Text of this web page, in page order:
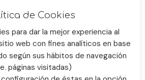
varios idiomas tienen
Pueden conectarse
gama más amplia de
y socios, fomentando
y comprensivas. Este
entendimiento puede ser el
de Cookies
para dar la mejor experiencia al
web con fines analíticos en base
según sus hábitos de navegación
páginas visitadas)